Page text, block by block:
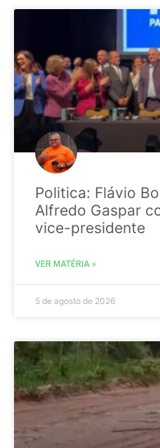
Politica: Flávio
Alfredo Gaspar
vice-presidente
VER MATÉRIA »
5 de agosto de 2026